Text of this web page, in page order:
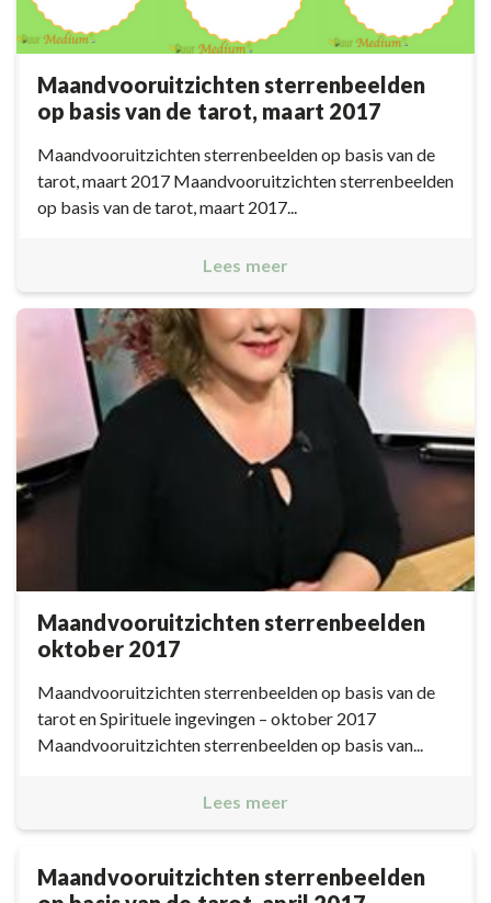
Maandvooruitzichten sterrenbeelden
op basis van de tarot, maart 2017
Maandvooruitzichten sterrenbeelden op basis van de
tarot, maart 2017 Maandvooruitzichten sterrenbeelden
op basis van de tarot, maart 2017...
Lees meer
Maandvooruitzichten sterrenbeelden
oktober 2017
Maandvooruitzichten sterrenbeelden op basis van de
tarot en Spirituele ingevingen – oktober 2017
Maandvooruitzichten sterrenbeelden op basis van...
Lees meer
Maandvooruitzichten sterrenbeelden